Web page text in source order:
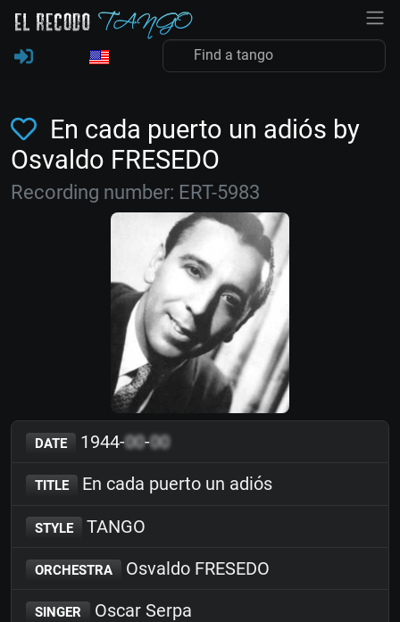
En cada puerto un adiós by
Osvaldo FRESEDO
Recording number: ERT-5983
DATE 1944-00-00
TITLE En cada puerto un adiós
STYLE TANGO
ORCHESTRA Osvaldo FRESEDO
SINGER Oscar Serpa